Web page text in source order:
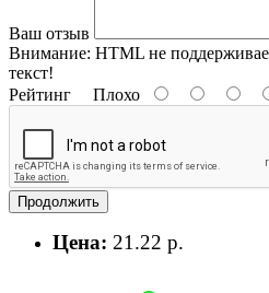
Ваш отзыв
Внимание: HTML не
текст!
Рейтинг Плохо
Продолжить
Цена: 21.22 р.